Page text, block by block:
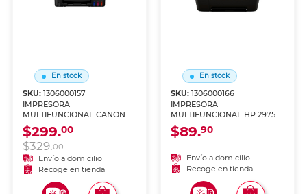
En stock
SKU:1306000157
IMPRESORA
MULTIFUNCIONAL CANON
G3180 TINTA CONTINUA
$299.00
$329.00
Envío a domicilio
Recoge en tienda
En stock
SKU: 1306000166
IMPRESORA
MULTIFUNCIONAL HP 2975
CARTUCHOS (IMPRIME,
COPIA Y ESCANEA)
$89.90
Envío a domicilio
Recoge en tienda